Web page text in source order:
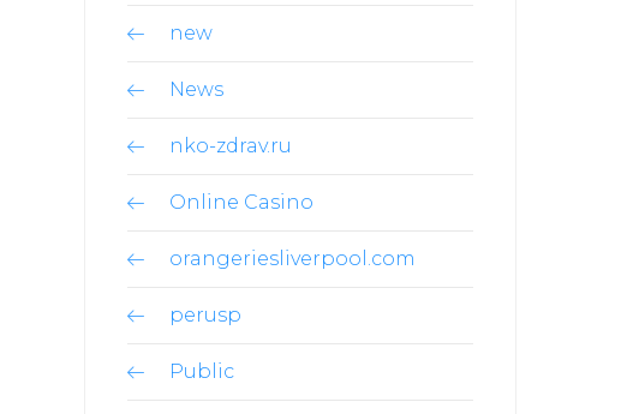
new
News
nko-zdrav.ru
Online Casino
orangeriesliverpool.com
perusp
Public